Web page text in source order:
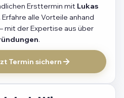
Ersttermin mit Lukas
Erfahre alle Vorteile anhand
mit der Expertise aus über
.
Termin sichern